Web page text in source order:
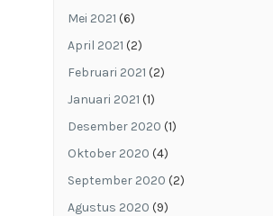
Mei 2021 (6)
April 2021 (2)
Februari 2021 (2)
Januari 2021 (1)
Desember 2020 (1)
Oktober 2020 (4)
September 2020 (2)
Agustus 2020 (9)